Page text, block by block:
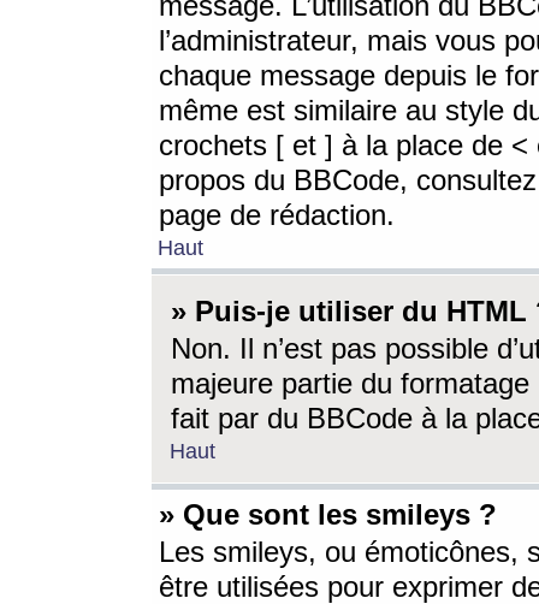
l’administrateur, mais vous
chaque message depuis le
même est similaire au style
crochets [ et ] à la place de <
propos du BBCode,
page de rédaction.
Haut
» Puis-je utiliser du HTML
Non. Il n’est pas possible
majeure partie du
fait par du BBCode à la
Haut
» Que sont les smileys ?
Les smileys, ou émoticônes,
être utilisées pour exprimer